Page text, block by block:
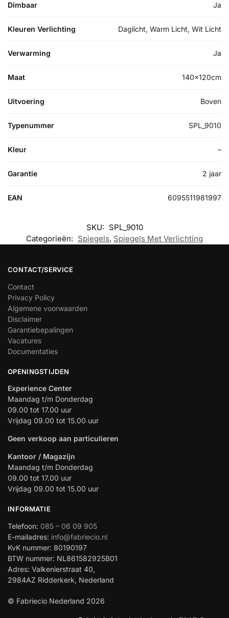
Dimbaar Ja
Kleuren Verlichting Daglicht, Warm Licht, Wit Licht
Verwarming Ja
Maat 140x120cm
Uitvoering Boven
Typenummer SPL_9010
Kleur –
Garantie 2 jaar
EAN 6095511981997
SKU: SPL_9010
Categorieën: Spiegels, Spiegels Met Verlichting
CONTACT/SERVICE
Contact
Privacy Policy
Algemene voorwaarden
Disclaimer
Garantiebepalingen
Vacatures
Documentaties
OPENINGSTIJDEN
Experience Center
Maandag t/m Donderdag
09.00 tot 17.00 uur
Vrijdag 09.00 tot 15.00 uur
Geen verkoop aan particulieren
Kantoor / Magazijn
Maandag t/m Donderdag
09.00 tot 17.00 uur
Vrijdag 09.00 tot 15.00 uur
INFORMATIE
Telefoon: 085 – 06 09 905
E-mailadres: info@fabriecio.nl
KvK nummer: 80190197
BTW nummer: NL861582925B01
Adres: Valkenierstraat 40,
2984AZ Ridderkerk, Nederland
© Fabriecio Nederland 2026